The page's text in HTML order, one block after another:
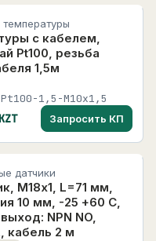
температуры
с кабелем,
Pt100, резьба
1,5м
1,5-M10x1,5
Запросить КП
датчики
M18х1, L=71 мм,
10 мм, -25 +60 С,
NPN NO,
кабель 2 м